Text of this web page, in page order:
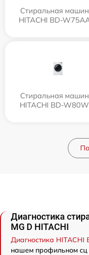
Стиральная
HITACHI BD-
Стиральная
HITACHI BD-
Диагностика
MG D HITACHI
Диагностика HITACHI
нашем профильном сц